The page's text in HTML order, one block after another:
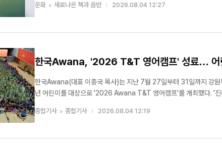
첫 사례라는 점에서 의미를 더한다. 태...
문화 새로나온 책과 음반 2026.08.04 12:27
한국Awana, '2026 T&T 영어캠프' 성료… 어
한국Awana(대표 이종국 목사)는 지난 7월 27일부터 31일까지 강
년 어린이를 대상으로 '2026 Awana T&T 영어캠프'를 개최했다. '진리의 추적자'(요한복음 14:6)를 주제로 열린 이번 캠
프에는 전국 80여 개 교회에서 입단 과정을 마친 T&T 클럽원 800명
선교팀, 본부 스태프 등...
종합기사 종합기사 2026.08.04 12:19